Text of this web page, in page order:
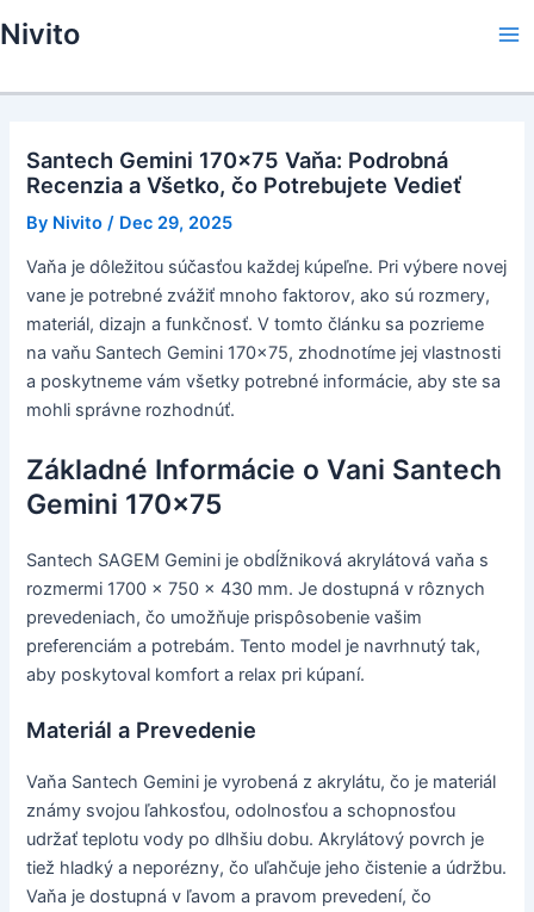
to
Nivito
Santech Gemini 170x75 Vaňa: Podrobná
Recenzia a Všetko, čo Potrebujete Vedieť
By Nivito / Dec 29, 2025
Vaňa je dôležitou súčasťou každej kúpeľne. Pri výbere novej
vane je potrebné zvážiť mnoho faktorov, ako sú rozmery,
materiál, dizajn a funkčnosť. V tomto článku sa pozrieme
na vaňu Santech Gemini 170x75, zhodnotíme jej vlastnosti
a poskytneme vám všetky potrebné informácie, aby ste sa
mohli správne rozhodnúť.
Základné Informácie o Vani Santech
Gemini 170x75
Santech SAGEM Gemini je obdĺžniková akrylátová vaňa s
rozmermi 1700 x 750 x 430 mm. Je dostupná v rôznych
prevedeniach, čo umožňuje prispôsobenie vašim
preferenciám a potrebám. Tento model je navrhnutý tak,
aby poskytoval komfort a relax pri kúpaní.
Materiál a Prevedenie
Vaňa Santech Gemini je vyrobená z akrylátu, čo je materiál
známy svojou ľahkosťou, odolnosťou a schopnosťou
udržať teplotu vody po dlhšiu dobu. Akrylátový povrch je
tiež hladký a neporézny, čo uľahčuje jeho čistenie a údržbu.
Vaňa je dostupná v ľavom a pravom prevedení, čo